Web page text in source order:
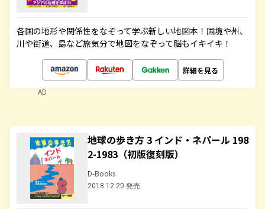
各国の地形や関係性をなぞって学ぶ新しい地図本！国境や州、
川や街道、島など旅気分で地図をなぞって脳もイキイキ！
詳細を見る
AD
地球の歩き方 3 インド・ネパール 198
2-1983（初版復刻版）
D-Books
2018.12.20 発売